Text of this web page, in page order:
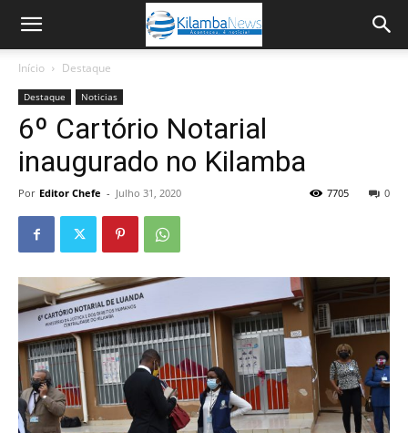
Início Destaque
Destaque Noticias
6º Cartório Notarial
inaugurado no Kilamba
Por Editor Chefe - Julho 31, 2020 0
7705